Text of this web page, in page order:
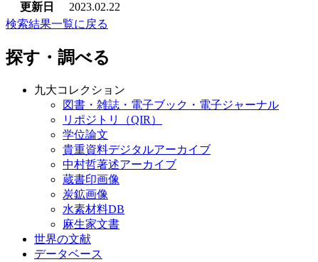
更新日
2023.02.22
検索結果一覧に戻る
探す・調べる
九大コレクション
図書・雑誌・電子ブック・電子ジャーナル
リポジトリ（QIR）
学位論文
貴重資料デジタルアーカイブ
中村哲著述アーカイブ
蔵書印画像
炭鉱画像
水素材料DB
麻生家文書
世界の文献
データベース